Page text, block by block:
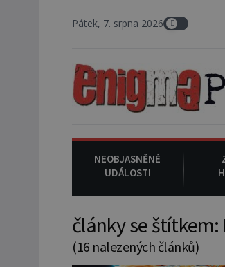
Pátek, 7. srpna 2026
NEOBJASNĚNÉ
UDÁLOSTI
články se štítkem:
(16 nalezených článků)